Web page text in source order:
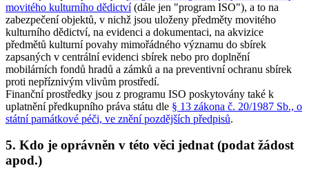
movitého kulturního dědictví(dále jen "program ISO"), a to na
zabezpečení objektů, v nichž jsou uloženy předměty movitého
kulturního dědictví, na evidenci a dokumentaci, na akvizice
předmětů kulturní povahy mimořádného významu do sbírek
zapsaných v centrální evidenci sbírek nebo pro doplnění
mobilárních fondů hradů a zámků a na preventivní ochranu sbírek
proti nepříznivým vlivům prostředí.
Finanční prostředky jsou z programu ISO poskytovány také k
uplatnění předkupního práva státu dle § 13 zákona č. 20/1987 Sb., o
státní památkové péči, ve znění pozdějších předpisů.
5. Kdo je oprávněn v této věci jednat (podat žádost
apod.)